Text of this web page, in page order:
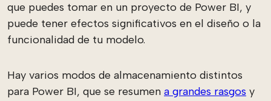
que puedes tomar en un proyecto de Power BI, y
puede tener efectos significativos en el diseño o la
funcionalidad de tu modelo.
Hay varios modos de almacenamiento distintos
para Power BI, que se resumen a grandes rasgos y